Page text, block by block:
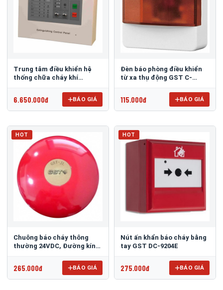
Trung tâm điều khiển hệ
thống chữa cháy khí
6.650.000đ BÁO GIÁ
Đèn báo phòng điều khiển
từ xa thụ động GST C-
115.000đ BÁO GIÁ
HOT
Chuông báo cháy thông
thường 24VDC, Đường kính
265.000đ BÁO GIÁ
HOT
Nút ấn khẩn báo cháy bằng
tay GST DC-9204E
275.000đ BÁO GIÁ